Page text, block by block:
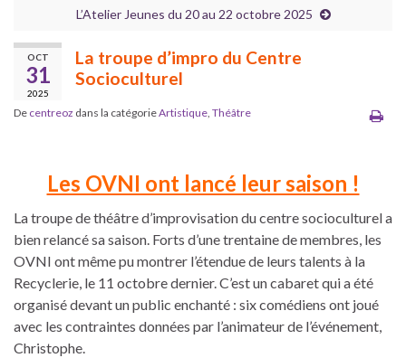
L’Atelier Jeunes du 20 au 22 octobre 2025
OCT
31
2025
La troupe d’impro du Centre
Socioculturel
De centreoz dans la catégorieArtistique, Théâtre
Les OVNI ont lancé leur saison !
La troupe de théâtre d’improvisation du centre socioculturel a
bien relancé sa saison. Forts d’une trentaine de membres, les
OVNI ont même pu montrer l’étendue de leurs talents à la
Recyclerie, le 11 octobre dernier. C’est un cabaret qui a été
organisé devant un public enchanté : six comédiens ont joué
avec les contraintes données par l’animateur de l’événement,
Christophe.